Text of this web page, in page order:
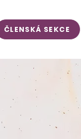
ČLENSKÁ SEKCE